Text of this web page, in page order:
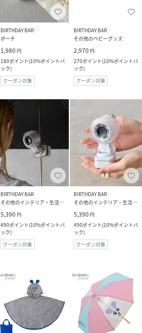
BIRTHDAY BAR
ポーチ
1,980 円
180ポイント(10%ポイントバ
ック)
クーポン対象
BIRTHDAY BAR
その他のベビーグッズ
2,970 円
270ポイント(10%ポイントバ
ック)
クーポン対象
BIRTHDAY BAR
その他のインテリア・生活雑貨
5,390 円
490ポイント(10%ポイントバ
ック)
クーポン対象
BIRTHDAY BAR
その他のインテリア・生活雑貨
5,390 円
490ポイント(10%ポイントバ
ック)
クーポン対象